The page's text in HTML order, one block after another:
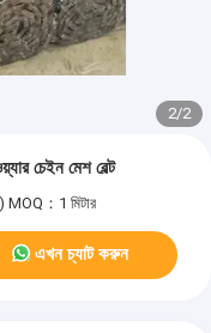
2/2
চেইন মেশ বেল্ট
MOQ：1 মিটার
এখন চ্যাট করুন